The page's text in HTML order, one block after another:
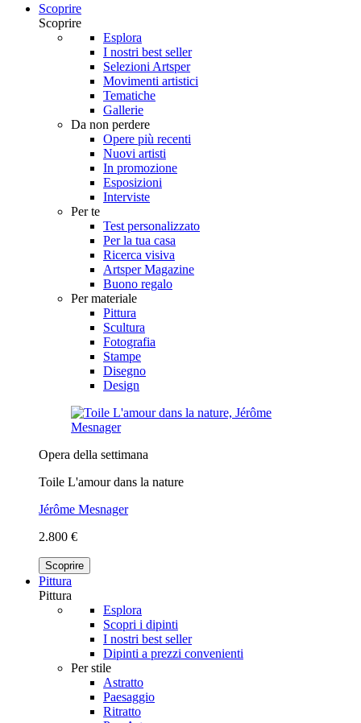
Scoprire
Scoprire
Esplora
I nostri best seller
Selezioni Artsper
Movimenti artistici
Tematiche
Gallerie
Da non perdere
Opere più recenti
Nuovi artisti
In promozione
Esposizioni
Interviste
Per te
Test personalizzato
Per la tua casa
Ricerca visiva
Artsper Magazine
Buono regalo
Per materiale
Pittura
Scultura
Fotografia
Stampe
Disegno
Design
Opera della settimana
Toile L'amour dans la nature
Jérôme Mesnager
2.800 €
Scoprire
Pittura
Pittura
Esplora
Scopri i dipinti
I nostri best seller
Dipinti a prezzi convenienti
Per stile
Astratto
Paesaggio
Ritratto